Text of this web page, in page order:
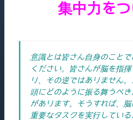
集中力を
意識とは皆さん自身のこと
ください。皆さんが脳を指
り、その逆ではありません。
頭にどのように振る舞うべ
があります。そうすれば、
重要なタスクを実行してい